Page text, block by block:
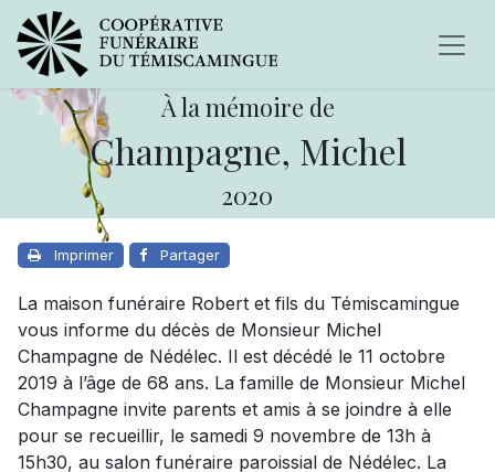
À la mémoire de
Champagne, Michel
2020
Imprimer Partager
La maison funéraire Robert et fils du Témiscamingue
vous informe du décès de Monsieur Michel
Champagne de Nédélec. Il est décédé le 11 octobre
2019 à l’âge de 68 ans. La famille de Monsieur Michel
Champagne invite parents et amis à se joindre à elle
pour se recueillir, le samedi 9 novembre de 13h à
15h30, au salon funéraire paroissial de Nédélec. La